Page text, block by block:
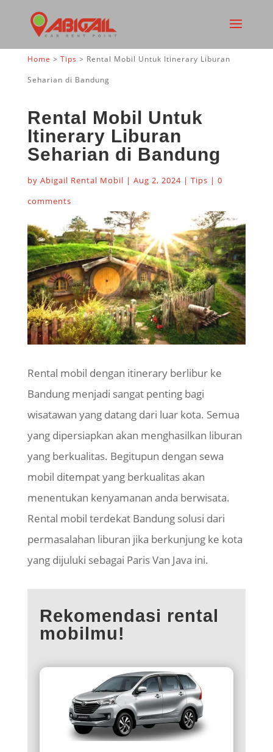
Home > Tips > Rental Mobil Untuk Itinerary Liburan
Seharian di Bandung
Rental Mobil Untuk
Itinerary Liburan
Seharian di Bandung
by Abigail Rental Mobil | Aug 2, 2024| Tips | 0
comments
Rental mobil dengan itinerary berlibur ke
Bandung menjadi sangat penting bagi
wisatawan yang datang dari luar kota. Semua
yang dipersiapkan akan menghasilkan liburan
yang berkualitas. Begitupun dengan sewa
mobil ditempat yang berkualitas akan
menentukan kenyamanan anda berwisata.
Rental mobil terdekat Bandung solusi dari
permasalahan liburan jika berkunjung ke kota
yang dijuluki sebagai Paris Van Java ini.
Rekomendasi rental
mobilmu!